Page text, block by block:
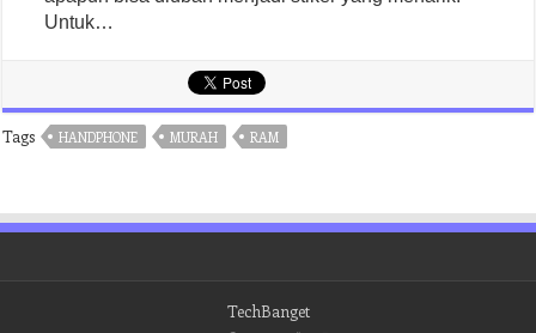
Untuk…
Tags HANDPHONE MURAH RAM
TechBanget